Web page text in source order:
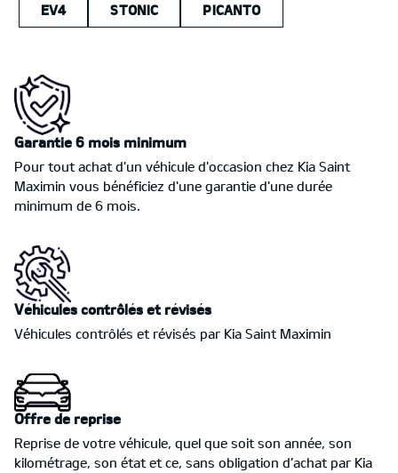
EV4
STONIC PICANTO
Garantie 6 mois minimum
Pour tout achat d'un véhicule d'occasion chez Kia Saint
Maximin vous bénéficiez d'une garantie d'une durée
minimum de 6 mois.
Véhicules contrôlés et révisés
Véhicules contrôlés et révisés par Kia Saint Maximin
Offre de reprise
Reprise de votre véhicule, quel que soit son année, son
kilométrage, son état et ce, sans obligation d’achat par Kia